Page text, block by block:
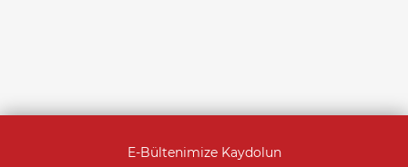
E-Bültenimize Kaydolun